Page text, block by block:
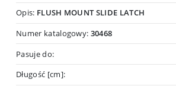
Opis: FLUSH MOUNT SLIDE LATCH
Numer katalogowy: 30468
Pasuje do:
Długość [cm]: